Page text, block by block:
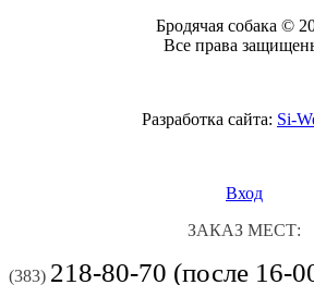
Бродячая собака ©
Все права
Разработка сайта: Si-
Вход
ЗАКАЗ МЕСТ:
(383) 218-80-70 (после 16-